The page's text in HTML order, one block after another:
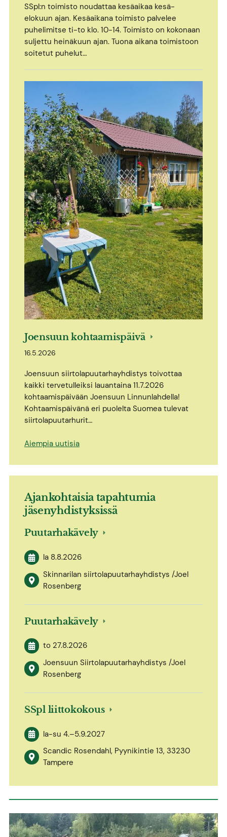
SSpl:n toimisto noudattaa kesäaikaa kesä-
elokuun ajan. Kesäaikana toimisto palvelee
puhelimitse ti-to klo. 10-14. Toimisto on kokonaan
suljettu heinäkuun ajan. Tuona aikana toimistoon
soitetut puhelut…
Joensuun kohtaamispäivä
16.5.2026
Joensuun siirtolapuutarhayhdistys toivottaa
kaikki tervetulleiksi lauantaina 11.7.2026
kohtaamispäivään Joensuun Linnunlahdella!
Kohtaamispäivänä eri puolelta Suomea tulevat
siirtolapuutarhurit…
Aiempia uutisia
Ajankohtaisia tapahtumia
jäsenyhdistyksissä
Puutarhakävely
la 8.8.2026
Skinnarilan siirtolapuutarhayhdistys /Joel
Rosenberg
Puutarhakävely
to 27.8.2026
Joensuun Siirtolapuutarhayhdistys /Joel
Rosenberg
SSpl liittokokous
la-su 4.–5.9.2027
Scandic Rosendahl, Pyynikintie 13, 33230
Tampere